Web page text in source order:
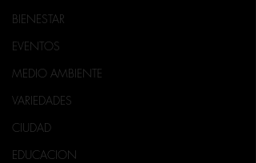
BIENESTAR
EVENTOS
MEDIO AMBIENTE
VARIEDADES
CIUDAD
EDUCACION